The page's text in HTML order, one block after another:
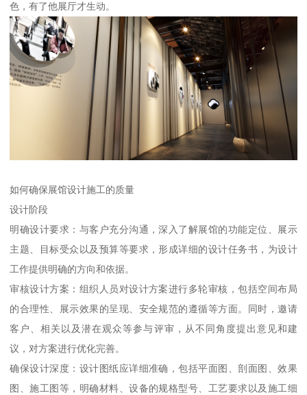
色，有了他展厅才生动。
如何确保展馆设计施工的质量
设计阶段
明确设计要求：与客户充分沟通，深入了解展馆的功能定位、展示
主题、目标受众以及预算等要求，形成详细的设计任务书，为设计
工作提供明确的方向和依据。
审核设计方案：组织人员对设计方案进行多轮审核，包括空间布局
的合理性、展示效果的呈现、安全规范的遵循等方面。同时，邀请
客户、相关以及潜在观众等参与评审，从不同角度提出意见和建
议，对方案进行优化完善。
确保设计深度：设计图纸应详细准确，包括平面图、剖面图、效果
图、施工图等，明确材料、设备的规格型号、工艺要求以及施工细